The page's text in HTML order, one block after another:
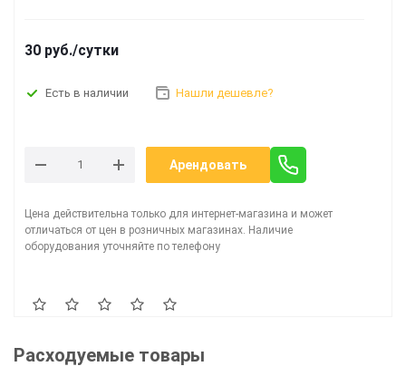
30 руб./сутки
Есть в наличии Нашли дешевле?
Арендовать
Цена действительна только для интернет-магазина и может
отличаться от цен в розничных магазинах. Наличие
оборудования уточняйте по телефону
Расходуемые товары